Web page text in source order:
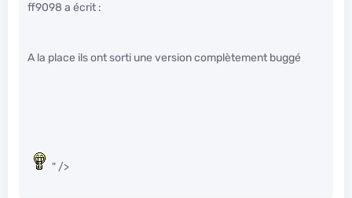
ff9098 a écrit :
A la place ils ont sorti une version complètement buggé
" />